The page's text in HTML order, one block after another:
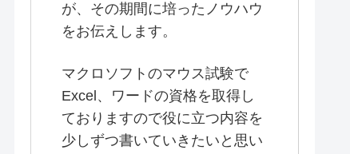
が、その期間に培ったノウハウ
をお伝えします。
マクロソフトのマウス試験で
Excel、ワードの資格を取得し
ておりますので役に立つ内容を
少しずつ書いていきたいと思い